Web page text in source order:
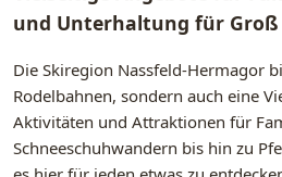
und Unterhaltung für Groß
Die Skiregion Nassfeld-Hermagor
Rodelbahnen, sondern auch eine
Aktivitäten und Attraktionen für
Schneeschuhwandern bis hin zu